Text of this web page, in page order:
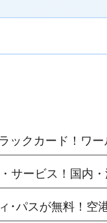
ックカード！ワ
サービス！国内
･パスが無料！空